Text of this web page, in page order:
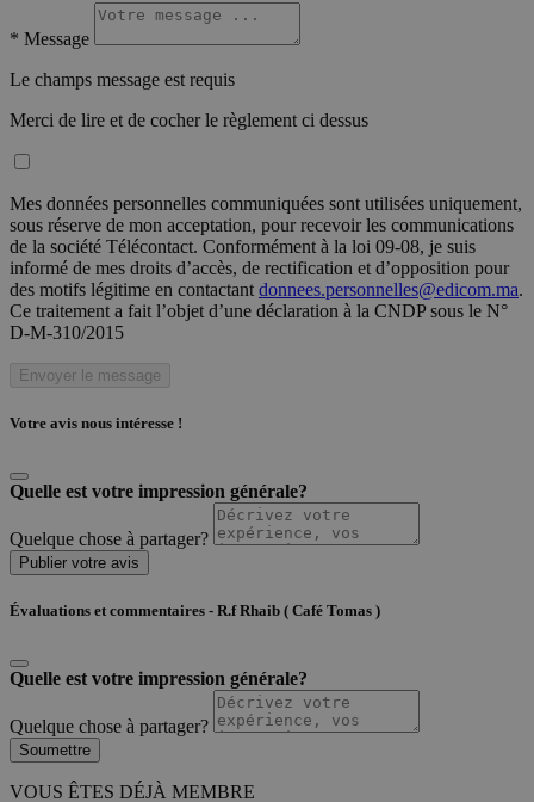
* Message
Le champs message est requis
Merci de lire et de cocher le règlement ci dessus
Mes données personnelles communiquées sont utilisées uniquement,
sous réserve de mon acceptation, pour recevoir les communications
de la société Télécontact. Conformément à la loi 09-08, je suis
informé de mes droits d’accès, de rectification et d’opposition pour
des motifs légitime en contactant donnees.personnelles@edicom.ma.
Ce traitement a fait l’objet d’une déclaration à la CNDP sous le N°
D-M-310/2015
Envoyer le message
Votre avis nous intéresse !
Quelle est votre impression générale?
Quelque chose à partager?
Publier votre avis
Évaluations et commentaires - R.f Rhaib ( Café Tomas )
Quelle est votre impression générale?
Quelque chose à partager?
Soumettre
VOUS ÊTES DÉJÀ MEMBRE